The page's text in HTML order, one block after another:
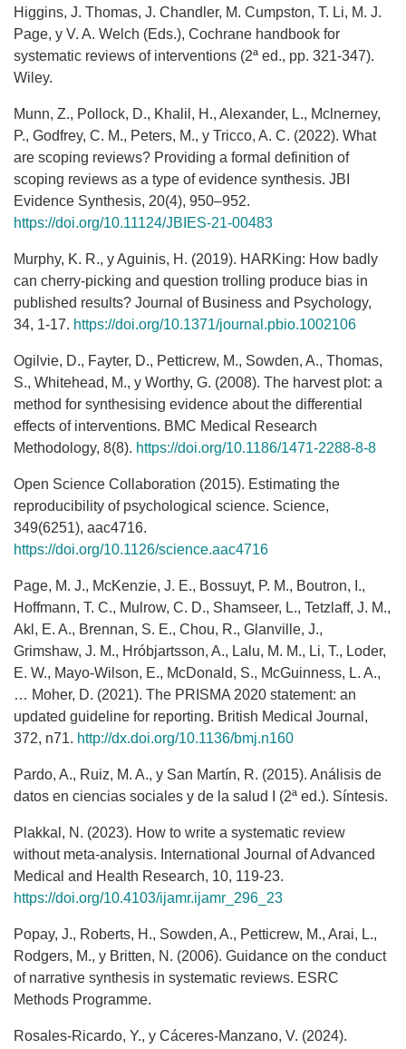
Higgins, J. Thomas, J. Chandler, M. Cumpston, T. Li, M. J.
Page, y V. A. Welch (Eds.), Cochrane handbook for
systematic reviews of interventions (2ª ed., pp. 321-347).
Wiley.
Munn, Z., Pollock, D., Khalil, H., Alexander, L., Mclnerney,
P., Godfrey, C. M., Peters, M., y Tricco, A. C. (2022). What
are scoping reviews? Providing a formal definition of
scoping reviews as a type of evidence synthesis. JBI
Evidence Synthesis, 20(4), 950–952.
https://doi.org/10.11124/JBIES-21-00483
Murphy, K. R., y Aguinis, H. (2019). HARKing: How badly
can cherry-picking and question trolling produce bias in
published results? Journal of Business and Psychology,
34, 1-17. https://doi.org/10.1371/journal.pbio.1002106
Ogilvie, D., Fayter, D., Petticrew, M., Sowden, A., Thomas,
S., Whitehead, M., y Worthy, G. (2008). The harvest plot: a
method for synthesising evidence about the differential
effects of interventions. BMC Medical Research
Methodology, 8(8). https://doi.org/10.1186/1471-2288-8-8
Open Science Collaboration (2015). Estimating the
reproducibility of psychological science. Science,
349(6251), aac4716.
https://doi.org/10.1126/science.aac4716
Page, M. J., McKenzie, J. E., Bossuyt, P. M., Boutron, I.,
Hoffmann, T. C., Mulrow, C. D., Shamseer, L., Tetzlaff, J. M.,
Akl, E. A., Brennan, S. E., Chou, R., Glanville, J.,
Grimshaw, J. M., Hróbjartsson, A., Lalu, M. M., Li, T., Loder,
E. W., Mayo-Wilson, E., McDonald, S., McGuinness, L. A.,
… Moher, D. (2021). The PRISMA 2020 statement: an
updated guideline for reporting. British Medical Journal,
372, n71. http://dx.doi.org/10.1136/bmj.n160
Pardo, A., Ruiz, M. A., y San Martín, R. (2015). Análisis de
datos en ciencias sociales y de la salud I (2ª ed.). Síntesis.
Plakkal, N. (2023). How to write a systematic review
without meta‑analysis. International Journal of Advanced
Medical and Health Research, 10, 119-23.
https://doi.org/10.4103/ijamr.ijamr_296_23
Popay, J., Roberts, H., Sowden, A., Petticrew, M., Arai, L.,
Rodgers, M., y Britten, N. (2006). Guidance on the conduct
of narrative synthesis in systematic reviews. ESRC
Methods Programme.
Rosales-Ricardo, Y., y Cáceres-Manzano, V. (2024).